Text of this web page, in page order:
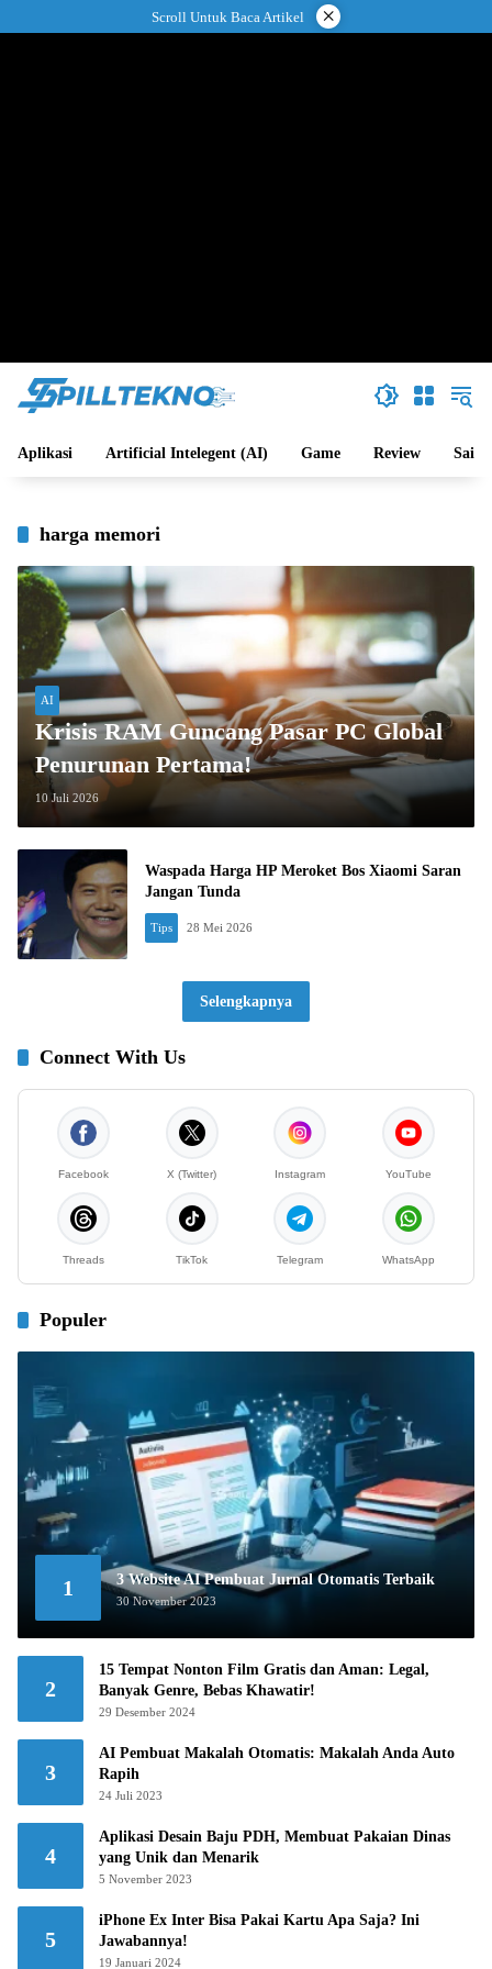
ke
Scroll Untuk Baca Artikel ×
Aplikasi Artificial Intelegent (AI) Game Review Sains
harga memori
AI
Krisis RAM Guncang Pasar PC Global
Penurunan Pertama!
10 Juli 2026
Waspada Harga HP Meroket Bos Xiaomi Saran
Jangan Tunda
Tips 28 Mei 2026
Selengkapnya
Connect With Us
Facebook X (Twitter) Instagram YouTube
Threads TikTok Telegram WhatsApp
Populer
1 3 Website AI Pembuat Jurnal Otomatis Terbaik
30 November 2023
2
15 Tempat Nonton Film Gratis dan Aman: Legal,
Banyak Genre, Bebas Khawatir!
29 Desember 2024
3
AI Pembuat Makalah Otomatis: Makalah Anda Auto
Rapih
24 Juli 2023
4
Aplikasi Desain Baju PDH, Membuat Pakaian Dinas
yang Unik dan Menarik
5 November 2023
5
iPhone Ex Inter Bisa Pakai Kartu Apa Saja? Ini
Jawabannya!
19 Januari 2024